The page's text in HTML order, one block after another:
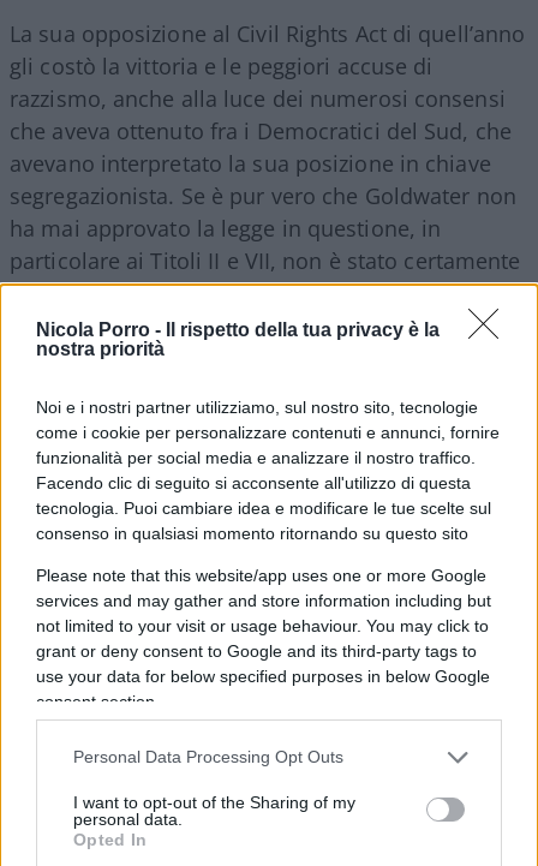
Nicola Porro -
Il rispetto della tua privacy è la
nostra priorità
Noi e i nostri partner utilizziamo, sul nostro sito, tecnologie
come i cookie per personalizzare contenuti e annunci, fornire
funzionalità per social media e analizzare il nostro traffico.
Facendo clic di seguito si acconsente all'utilizzo di questa
tecnologia. Puoi cambiare idea e modificare le tue scelte sul
consenso in qualsiasi momento ritornando su questo sito
Please note that this website/app uses one or more Google
services and may gather and store information including but
not limited to your visit or usage behaviour. You may click to
grant or deny consent to Google and its third-party tags to
use your data for below specified purposes in below Google
consent section.
Personal Data Processing Opt Outs
I want to opt-out of the Sharing of my
personal data.
Opted In
La sua opposizione al Civil Rights Act di quell’anno
gli costò la vittoria e le peggiori accuse di
razzismo, anche alla luce dei numerosi consensi
che aveva ottenuto fra i Democratici del Sud, che
avevano interpretato la sua posizione in chiave
segregazionista. Se è pur vero che Goldwater non
ha mai approvato la legge in questione, in
particolare ai Titoli II e VII, non è stato certamente
per motivi razziali. Per lui era incostituzionale e
avrebbe violato la libertà dei singoli Stati di
decidere autonomamente in tema di
Chi conosce la vicenda umana di Goldwater sa
che tutto si può dire tranne che fosse razzista.
Ricordiamo infatti che votò a favore del Civil
sostenitore della desegregazione a livello
federale: lottò infatti affinchè la sua assistente
afroamericana Katherine Maxwell potesse
pranzare liberamente con le sue colleghe bianche
nella mensa del Senato. Inoltre, il suo running
mate nel ’64 era William E. Miller, coautore della
più: fu apertamente favorevole alla
desegregazione in Arizona, che tra l’altro divenne